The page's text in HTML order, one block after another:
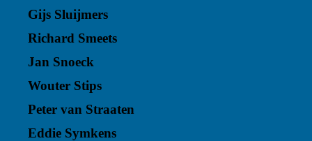
Gijs Sluijmers
Richard Smeets
Jan Snoeck
Wouter Stips
Peter van Straaten
Eddie Symkens